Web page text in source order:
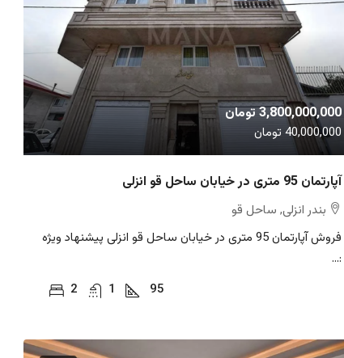
3,800,000,000 تومان
40,000,000 تومان
آپارتمان 95 متری در خیابان ساحل قو انزلی
بندر انزلی, ساحل قو
فروش آپارتمان 95 متری در خیابان ساحل قو انزلی پیشنهاد ویژه
:...
2
1 95